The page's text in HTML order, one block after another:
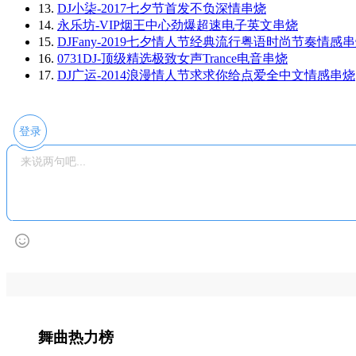
13. DJ小柒-2017七夕节首发不负深情串烧
14. 永乐坊-VIP烟王中心劲爆超速电子英文串烧
15. DJFany-2019七夕情人节经典流行粤语时尚节奏情感
16. 0731DJ-顶级精选极致女声Trance电音串烧
17. DJ广运-2014浪漫情人节求求你给点爱全中文情感串烧
登录
舞曲热力榜